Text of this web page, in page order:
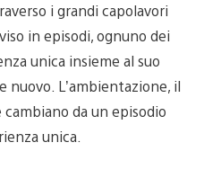
i grandi capolavori
in episodi, ognuno dei
unica insieme al suo
nuovo. L’ambientazione, il
da un episodio
unica.